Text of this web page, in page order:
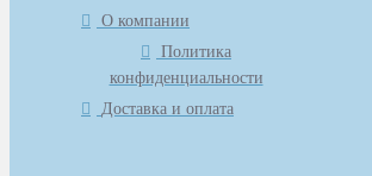
О компании
Политика
конфиденциальности
Доставка и оплата